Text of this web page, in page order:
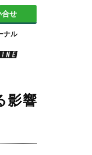
ナル
合せ
影響